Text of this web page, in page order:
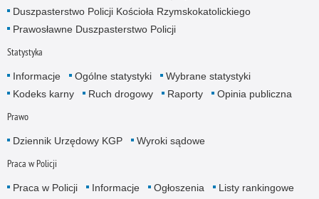
Duszpasterstwo Policji Kościoła Rzymskokatolickiego
Prawosławne Duszpasterstwo Policji
Statystyka
Informacje Ogólne statystyki
Wybrane statystyki
Kodeks karny
Ruch drogowy Raporty Opinia publiczna
Prawo
Dziennik Urzędowy KGP Wyroki sądowe
Praca w Policji
Praca w Policji Informacje Ogłoszenia
Listy rankingowe